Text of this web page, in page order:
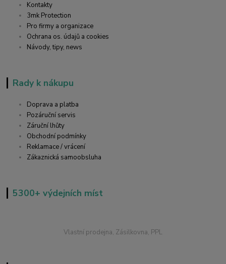
Kontakty
3mk Protection
Pro firmy a organizace
Ochrana os. údajů a cookies
Návody, tipy, news
Rady k nákupu
Doprava a platba
Pozáruční servis
Záruční lhůty
Obchodní podmínky
Reklamace / vrácení
Zákaznická samoobsluha
5300+ výdejních míst
Vlastní prodejna, Zásilkovna, PPL